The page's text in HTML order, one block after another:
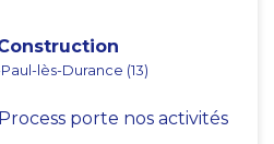
lès-Durance (13)
porte nos activités